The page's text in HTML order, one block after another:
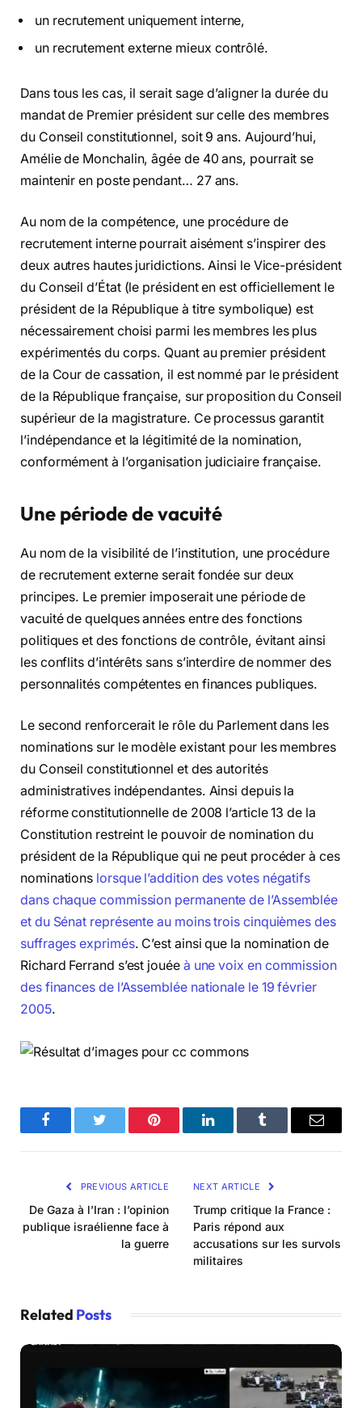
un recrutement uniquement interne,
un recrutement externe mieux contrôlé.
Dans tous les cas, il serait sage d’aligner la durée du
mandat de Premier président sur celle des membres
du Conseil constitutionnel, soit 9 ans. Aujourd’hui,
Amélie de Monchalin, âgée de 40 ans, pourrait se
maintenir en poste pendant… 27 ans.
Au nom de la compétence, une procédure de
recrutement interne pourrait aisément s’inspirer des
deux autres hautes juridictions. Ainsi le Vice-président
du Conseil d’État (le président en est officiellement le
président de la République à titre symbolique) est
nécessairement choisi parmi les membres les plus
expérimentés du corps. Quant au premier président
de la Cour de cassation, il est nommé par le président
de la République française, sur proposition du Conseil
supérieur de la magistrature. Ce processus garantit
l’indépendance et la légitimité de la nomination,
conformément à l’organisation judiciaire française.
Une période de vacuité
Au nom de la visibilité de l’institution, une procédure
de recrutement externe serait fondée sur deux
principes. Le premier imposerait une période de
vacuité de quelques années entre des fonctions
politiques et des fonctions de contrôle, évitant ainsi
les conflits d’intérêts sans s’interdire de nommer des
personnalités compétentes en finances publiques.
Le second renforcerait le rôle du Parlement dans les
nominations sur le modèle existant pour les membres
du Conseil constitutionnel et des autorités
administratives indépendantes. Ainsi depuis la
réforme constitutionnelle de 2008 l’article 13 de la
Constitution restreint le pouvoir de nomination du
président de la République qui ne peut procéder à ces
nominations lorsque l’addition des votes négatifs
dans chaque commission permanente de l’Assemblée
et du Sénat représente au moins trois cinquièmes des
suffrages exprimés. C’est ainsi que la nomination de
Richard Ferrand s’est jouée à une voix en commission
des finances de l’Assemblée nationale le 19 février
2005.
FacebookTwitter Pinterest LinkedInTumblr Email
PREVIOUS ARTICLE
De Gaza à l’Iran : l’opinion
publique israélienne face à
la guerre
NEXT ARTICLE
Trump critique la France :
Paris répond aux
accusations sur les survols
militaires
Related Posts